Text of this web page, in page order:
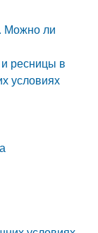
Можно ли
и ресницы в
условиях